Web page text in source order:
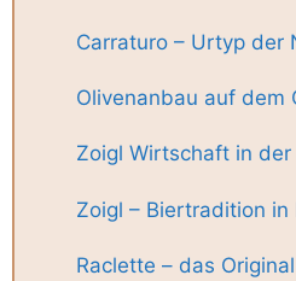
Carraturo – Urtyp der
Olivenanbau auf dem
Zoigl Wirtschaft in
Zoigl – Biertradition in
Raclette – das